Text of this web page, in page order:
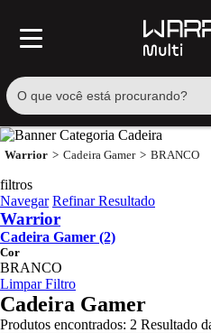
Warrior Cadeira Gamer BRANCO
filtros
Navegar Refinar Resultado
Warrior
Cadeira Gamer (2)
Cor
BRANCO
Limpar Filtro
Cadeira Gamer
Produtos encontrados: 2 Resultado